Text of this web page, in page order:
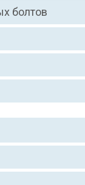
болтов